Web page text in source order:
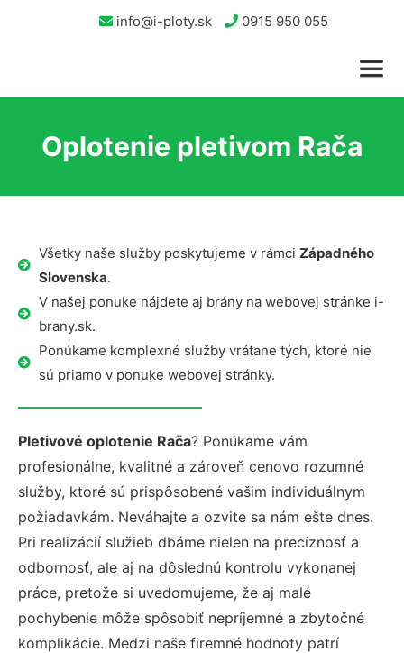
info@i-ploty.sk 0915 950 055
Oplotenie pletivom Rača
Všetky naše služby poskytujeme v rámci Západného
Slovenska.
V našej ponuke nájdete aj brány na webovej stránke i-
brany.sk.
Ponúkame komplexné služby vrátane tých, ktoré nie
sú priamo v ponuke webovej stránky.
Pletivové oplotenie Rača? Ponúkame vám
profesionálne, kvalitné a zároveň cenovo rozumné
služby, ktoré sú prispôsobené vašim individuálnym
požiadavkám. Neváhajte a ozvite sa nám ešte dnes.
Pri realizácií služieb dbáme nielen na precíznosť a
odbornosť, ale aj na dôslednú kontrolu vykonanej
práce, pretože si uvedomujeme, že aj malé
pochybenie môže spôsobiť nepríjemné a zbytočné
komplikácie. Medzi naše firemné hodnoty patrí